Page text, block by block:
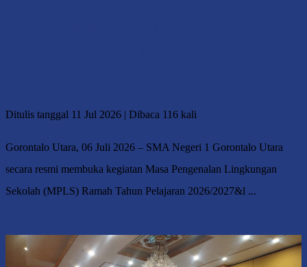
Ditulis tanggal 11 Jul 2026 | Dibaca 116 kali
Gorontalo Utara, 06 Juli 2026 – SMA Negeri 1 Gorontalo Utara
secara resmi membuka kegiatan Masa Pengenalan Lingkungan
Sekolah (MPLS) Ramah Tahun Pelajaran 2026/2027&l ...